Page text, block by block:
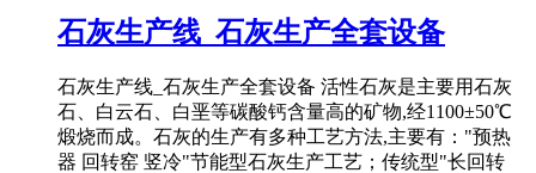
石灰生产线_石灰生产全套设备
石灰生产线_石灰生产全套设备 活性石灰是主要用石灰
石、白云石、白垩等碳酸钙含量高的矿物,经1100±50℃
煅烧而成。石灰的生产有多种工艺方法,主要有："预热
器 回转窑 竖冷"节能型石灰生产工艺；传统型"长回转